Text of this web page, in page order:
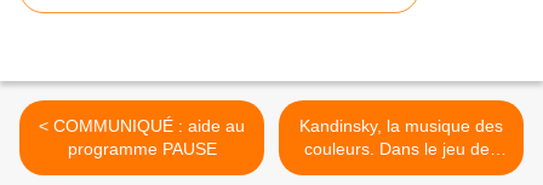
< COMMUNIQUÉ : aide au
programme PAUSE
Kandinsky, la musique des
couleurs. Dans le jeu des
correspondances… >